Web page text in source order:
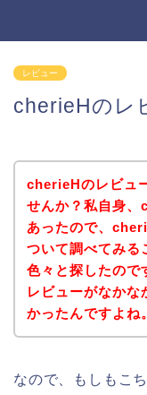
レビュー
cherieHのレ
cherieHのレビュ
せんか？私自身
あったので、
ついて調べてみる
色々と探したの
レビューがなかな
かったんですよね。
なので、もしもこ